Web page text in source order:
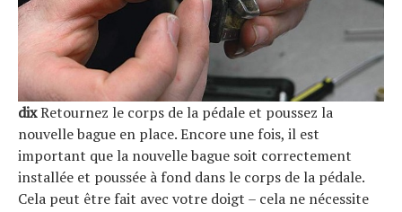
dixRetournez le corps de la pédale et poussez la
nouvelle bague en place. Encore une fois, il est
important que la nouvelle bague soit correctement
installée et poussée à fond dans le corps de la pédale.
Cela peut être fait avec votre doigt – cela ne nécessite